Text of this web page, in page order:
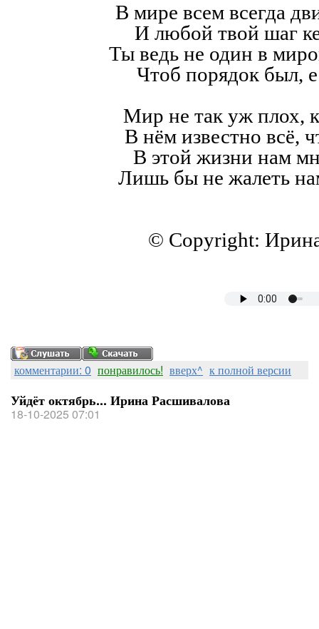
В мире всем всегда
И любой твой шаг
Ты ведь не один в
Чтоб порядок был,
Мир не так уж плох,
В нём известно всё,
В этой жизни нам
Лишь бы не жалеть
© Copyright:
комментарии: 0 понравилось! вверх^ к полной версии
Уйдёт октябрь... Ирина Расшивалова
18-10-2025 07:01